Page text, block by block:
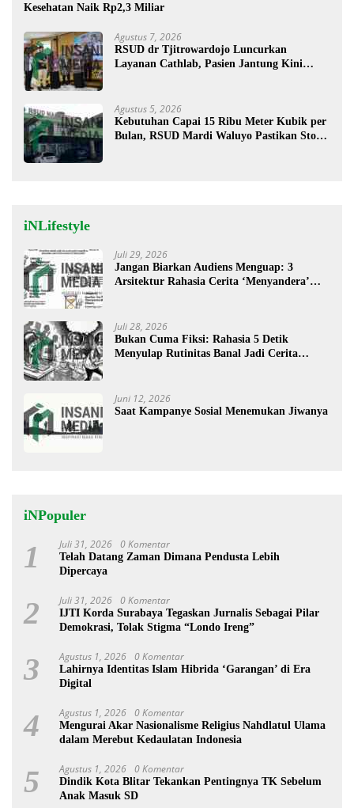
Kesehatan Naik Rp2,3 Miliar
Agustus 7, 2026
RSUD dr Tjitrowardojo Luncurkan
Layanan Cathlab, Pasien Jantung Kini
Agustus 5, 2026
Kebutuhan Capai 15 Ribu Meter Kubik per
Bulan, RSUD Mardi Waluyo Pastikan Stok
iNLifestyle
Juli 29, 2026
Jangan Biarkan Audiens Menguap: 3
Arsitektur Rahasia Cerita ‘Menyandera’
Juli 28, 2026
Bukan Cuma Fiksi: Rahasia 5 Detik
Menyulap Rutinitas Banal Jadi Cerita
Juni 12, 2026
Saat Kampanye Sosial Menemukan Jiwanya
iNPopuler
1 Juli 31, 2026 0 Komentar
Telah Datang Zaman Dimana Pendusta Lebih
Dipercaya
2 Juli 31, 2026 0 Komentar
IJTI Korda Surabaya Tegaskan Jurnalis Sebagai Pilar
Demokrasi, Tolak Stigma “Londo Ireng”
3 Agustus 1, 2026 0 Komentar
Lahirnya Identitas Islam Hibrida ‘Garangan’ di Era
Digital
4 Agustus 1, 2026 0 Komentar
Mengurai Akar Nasionalisme Religius Nahdlatul Ulama
dalam Merebut Kedaulatan Indonesia
5 Agustus 1, 2026 0 Komentar
Dindik Kota Blitar Tekankan Pentingnya TK Sebelum
Anak Masuk SD